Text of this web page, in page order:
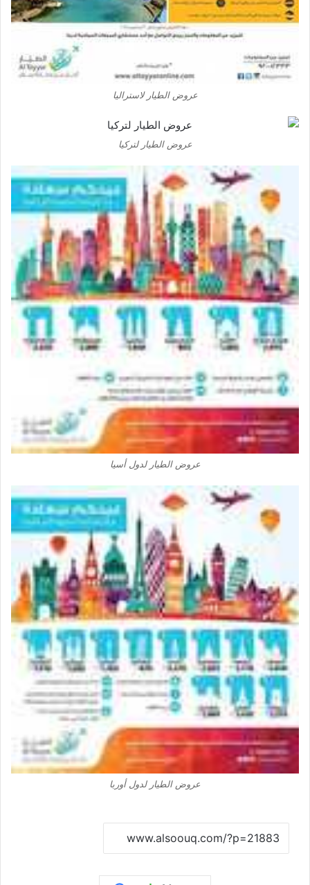
عروض الطيار لاستراليا
عروض الطيار لتركيا
عروض الطيار لدول أسيا
عروض الطيار لدول أوربا